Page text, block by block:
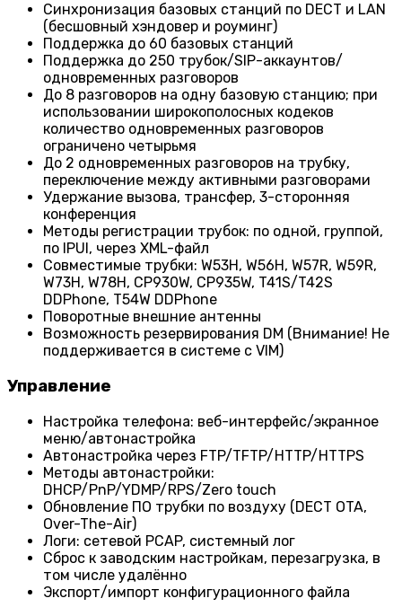
Синхронизация базовых станций по DECT и LAN
(бесшовный хэндовер и роуминг)
Поддержка до 60 базовых станций
Поддержка до 250 трубок/SIP-аккаунтов/
одновременных разговоров
До 8 разговоров на одну базовую станцию; при
использовании широкополосных кодеков
количество одновременных разговоров
ограничено четырьмя
До 2 одновременных разговоров на трубку,
переключение между активными разговорами
Удержание вызова, трансфер, 3-сторонняя
конференция
Методы регистрации трубок: по одной, группой,
по IPUI, через XML-файл
Совместимые трубки: W53H, W56H, W57R, W59R,
W73H, W78H, CP930W, CP935W, T41S/T42S
DDPhone, T54W DDPhone
Поворотные внешние антенны
Возможность резервирования DM (Внимание! Не
поддерживается в системе с VIM)
Управление
Настройка телефона: веб-интерфейс/экранное
меню/автонастройка
Автонастройка через FTP/TFTP/HTTP/HTTPS
Методы автонастройки:
DHCP/PnP/YDMP/RPS/Zero touch
Обновление ПО трубки по воздуху (DECT OTA,
Over-The-Air)
Логи: сетевой PCAP, системный лог
Сброс к заводским настройкам, перезагрузка, в
том числе удалённо
Экспорт/импорт конфигурационного файла